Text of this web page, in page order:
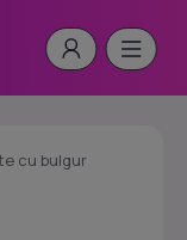
cu bulgur